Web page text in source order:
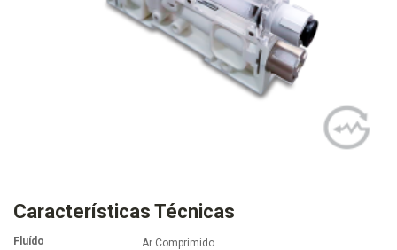
Características Técnicas
Fluído
Ar Comprimido